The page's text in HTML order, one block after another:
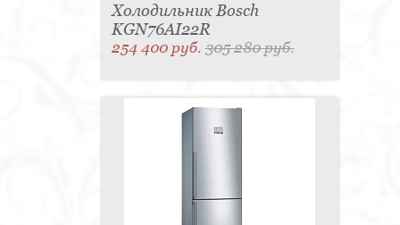
Холодильник Bosch
KGN76AI22R
254 400 руб.305 280 руб.